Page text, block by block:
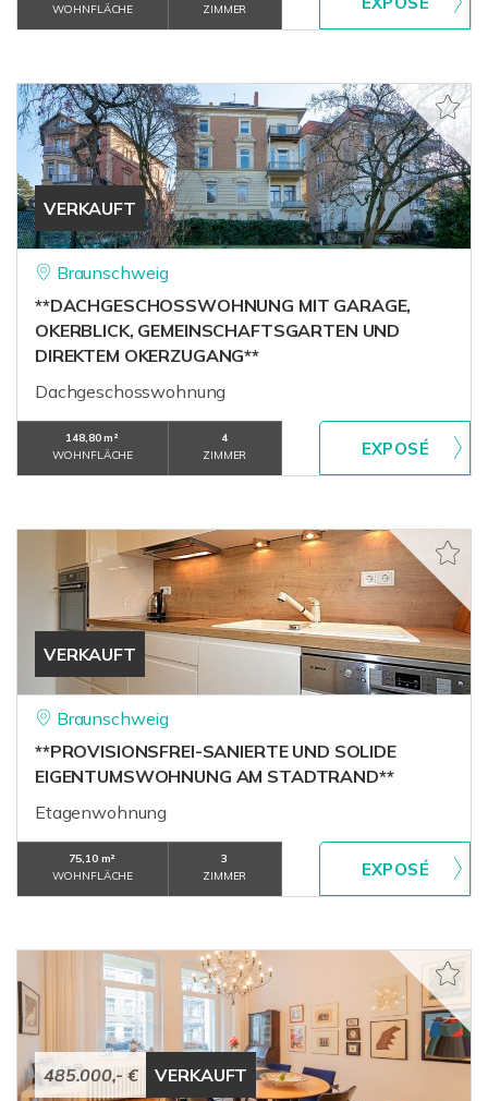
WOHNFLÄCHE
ZIMMER
VERKAUFT
Braunschweig
**DACHGESCHOSSWOHNUNG MIT GARAGE,
OKERBLICK, GEMEINSCHAFTSGARTEN UND
DIREKTEM OKERZUGANG**
Dachgeschosswohnung
148,80 m²
WOHNFLÄCHE
4
ZIMMER
VERKAUFT
Braunschweig
**PROVISIONSFREI-SANIERTE UND SOLIDE
EIGENTUMSWOHNUNG AM STADTRAND**
Etagenwohnung
75,10 m²
WOHNFLÄCHE
3
ZIMMER
485.000,- € VERKAUFT